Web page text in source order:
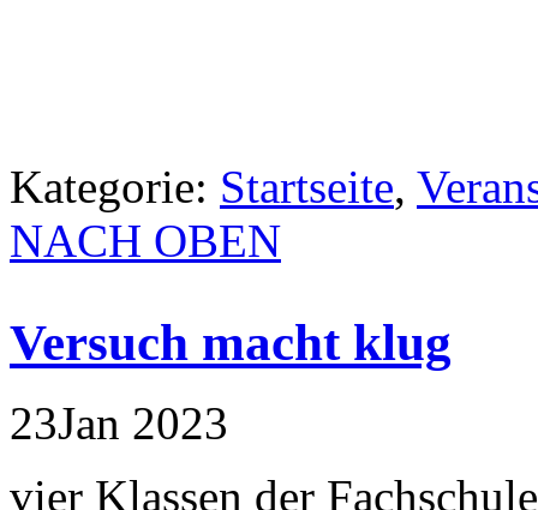
Kategorie: Startseite,
NACH OBEN
Versuch macht klug
23Jan 2023
vier Klassen der